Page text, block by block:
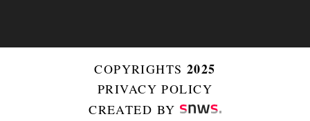
COPYRIGHTS 2025
PRIVACY POLICY
CREATED BY